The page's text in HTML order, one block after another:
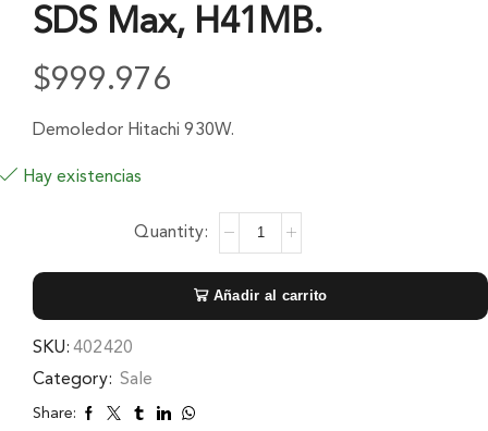
SDS Max, H41MB.
$999.976
Demoledor Hitachi 930W.
Hay existencias
Añadir al carrito
SKU: 402420
Category: Sale
Share: